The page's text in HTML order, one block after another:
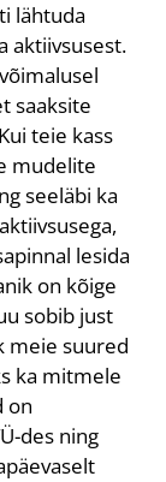
lähtuda
aktiivsusest.
saaksite
teie kass
mudelite
seeläbi ka
lesida
on kõige
sobib just
meie suured
ka mitmele
on
des ning